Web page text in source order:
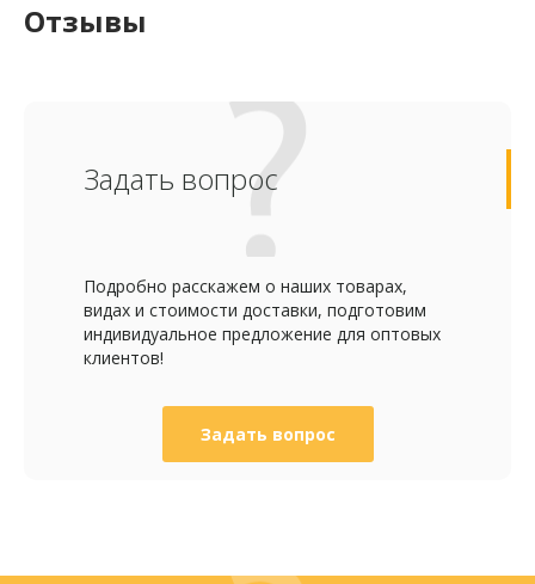
Отзывы
Задать вопрос
Подробно расскажем о наших товарах,
видах и стоимости доставки, подготовим
индивидуальное предложение для оптовых
клиентов!
Задать вопрос